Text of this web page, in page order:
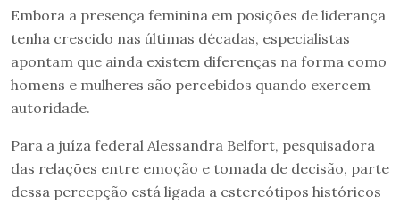
Embora a presença feminina em posições de liderança
tenha crescido nas últimas décadas, especialistas
apontam que ainda existem diferenças na forma como
homens e mulheres são percebidos quando exercem
autoridade.
Para a juíza federal Alessandra Belfort, pesquisadora
das relações entre emoção e tomada de decisão, parte
dessa percepção está ligada a estereótipos históricos